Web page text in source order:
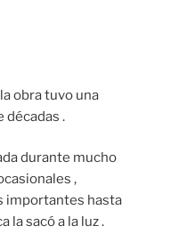
obra tuvo una
décadas .
durante mucho
,
importantes hasta
la sacó a la luz .